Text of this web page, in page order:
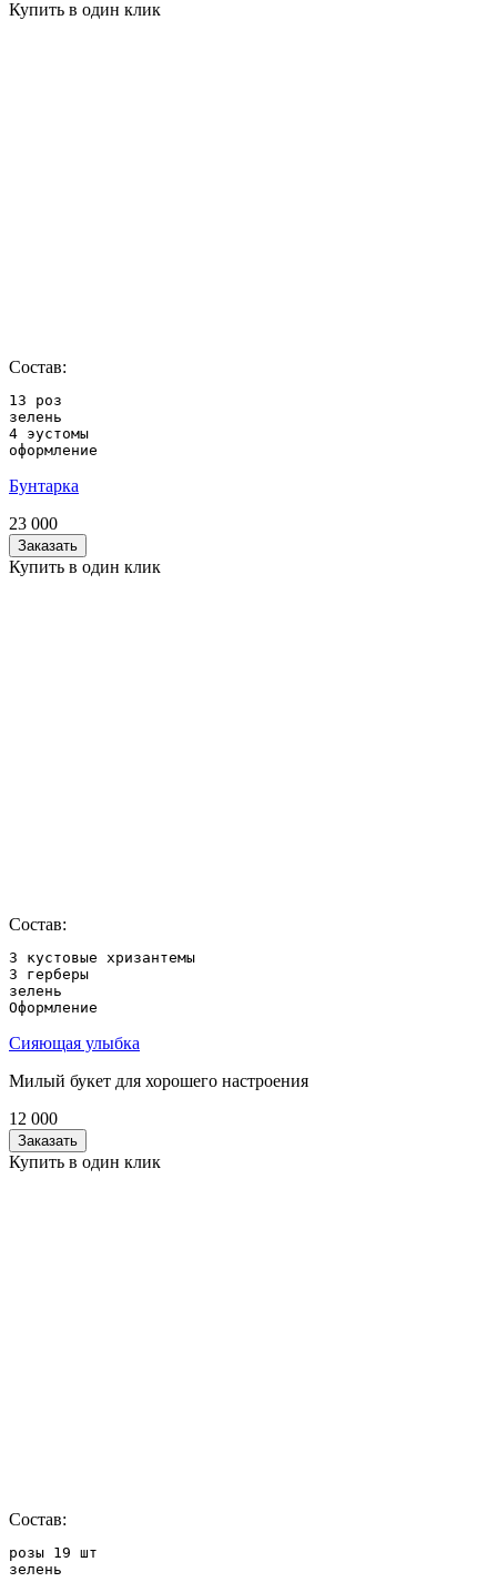
Купить в один клик
Состав:
13 роз
зелень
4 эустомы
оформление
Бунтарка
23 000
Заказать
Купить в один клик
Состав:
3 кустовые хризантемы
3 герберы
зелень
Оформление
Сияющая улыбка
Милый букет для хорошего настроения
12 000
Заказать
Купить в один клик
Состав:
розы 19 шт
зелень